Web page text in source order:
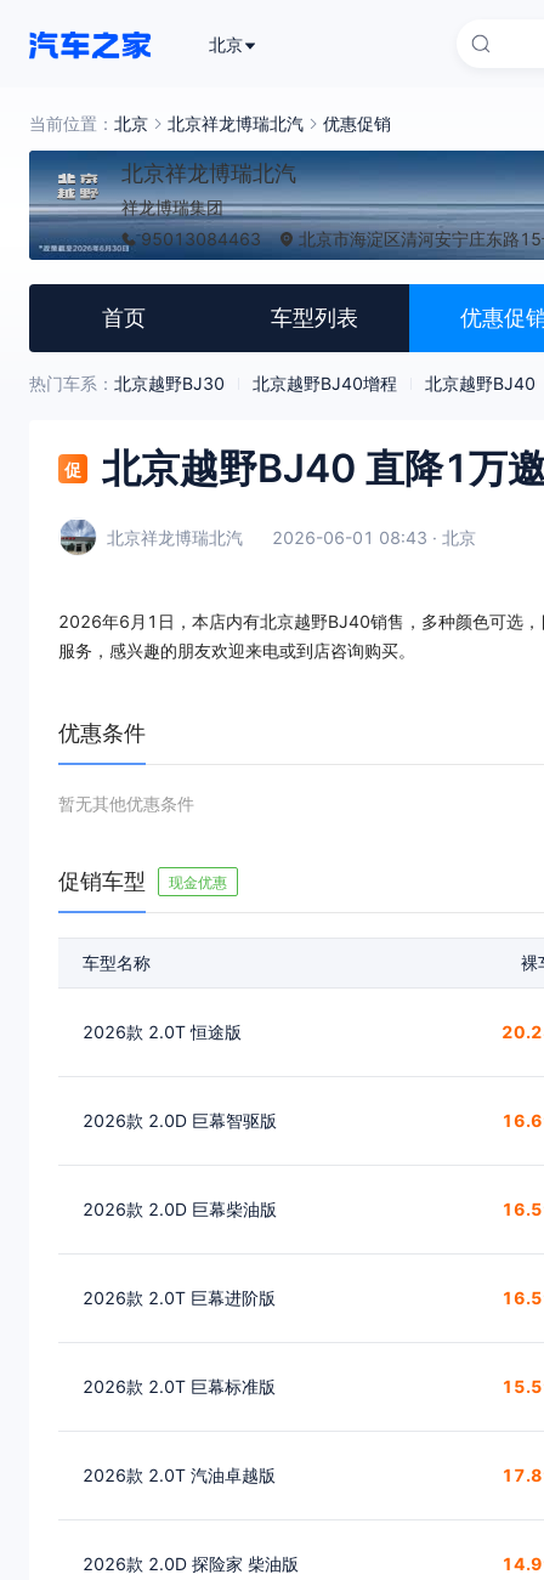
北京
当前位置： 北京 北京祥龙博瑞北汽 优惠促销
北京祥龙博瑞北汽
祥龙博瑞集团
95013084463
北京市海淀区清河安宁庄东路
首页 车型列表 优惠促
热门车系： 北京越野BJ30 北京越野BJ40增程 北京越野BJ40
促 北京越野BJ40 直降1万
北京祥龙博瑞北汽 2026-06-01 08:43 · 北京
2026年6月1日，本店内有北京越野BJ40销售，多种颜色可选
服务，感兴趣的朋友欢迎来电或到店咨询购买。
优惠条件
暂无其他优惠条件
促销车型 现金优惠
车型名称 裸
2026款 2.0T 恒途版
2026款 2.0D 巨幕智驱版
2026款 2.0D 巨幕柴油版
2026款 2.0T 巨幕进阶版
2026款 2.0T 巨幕标准版
2026款 2.0T 汽油卓越版
2026款 2.0D 探险家 柴油版